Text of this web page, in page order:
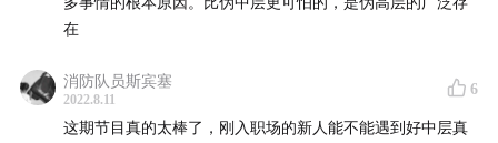
- 不懂得授权，还是按照原先自己干业务的时候的方式做，
- 团队的成员失去主动性和成就感，越优秀的人，会越早离
开
在
消防队员斯宾塞
2022.8.11
6
这期节目真的太棒了，刚入职场的新人能不能遇到好中层真